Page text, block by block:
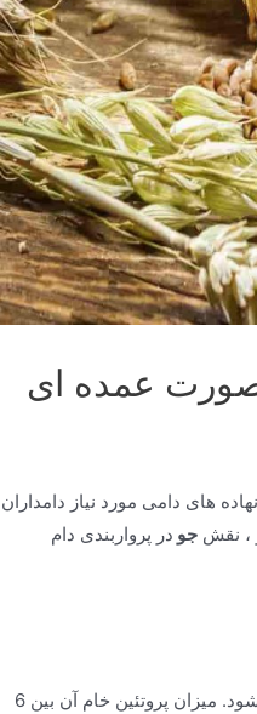
عمده ای
های دامی مورد نیاز دامداران
، نقش جو در پرواربندی دام
جو یک ماده خوراکی ایده آل برای نشخوار کنندگان و غیر نشخوار کنندگان محسوب می شود. میزان پروتئین خام آن بین 6